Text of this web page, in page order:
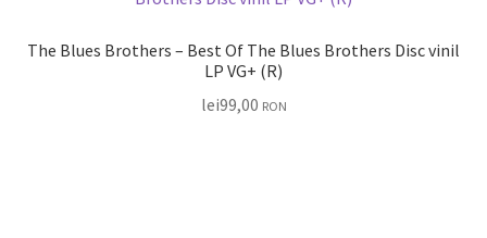
The Blues Brothers – Best Of The Blues Brothers Disc vinil
LP VG+ (R)
lei99,00 RON